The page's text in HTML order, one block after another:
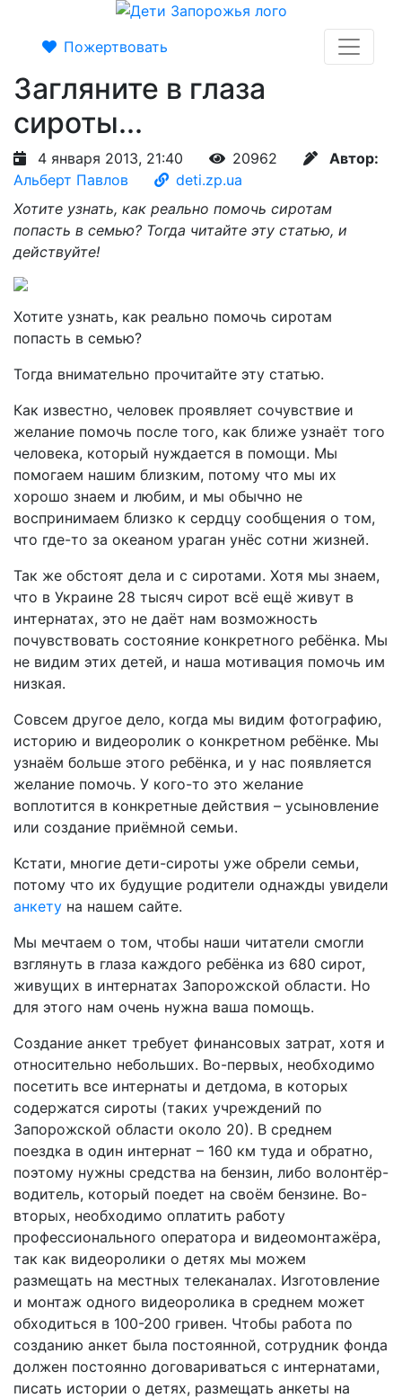
Пожертвовать
Загляните в глаза
сироты...
4 января 2013, 21:40 20962
Автор:
Альберт Павлов
deti.zp.ua
Хотите узнать, как реально помочь сиротам
попасть в семью? Тогда читайте эту статью, и
действуйте!
Хотите узнать, как реально помочь сиротам
попасть в семью?
Тогда внимательно прочитайте эту статью.
Как известно, человек проявляет сочувствие и
желание помочь после того, как ближе узнаёт того
человека, который нуждается в помощи. Мы
помогаем нашим близким, потому что мы их
хорошо знаем и любим, и мы обычно не
воспринимаем близко к сердцу сообщения о том,
что где-то за океаном ураган унёс сотни жизней.
Так же обстоят дела и с сиротами. Хотя мы знаем,
что в Украине 28 тысяч сирот всё ещё живут в
интернатах, это не даёт нам возможность
почувствовать состояние конкретного ребёнка. Мы
не видим этих детей, и наша мотивация помочь им
низкая.
Совсем другое дело, когда мы видим фотографию,
историю и видеоролик о конкретном ребёнке. Мы
узнаём больше этого ребёнка, и у нас появляется
желание помочь. У кого-то это желание
воплотится в конкретные действия – усыновление
или создание приёмной семьи.
Кстати, многие дети-сироты уже обрели семьи,
потому что их будущие родители однажды увидели
анкету на нашем сайте.
Мы мечтаем о том, чтобы наши читатели смогли
взглянуть в глаза каждого ребёнка из 680 сирот,
живущих в интернатах Запорожской области. Но
для этого нам очень нужна ваша помощь.
Создание анкет требует финансовых затрат, хотя и
относительно небольших. Во-первых, необходимо
посетить все интернаты и детдома, в которых
содержатся сироты (таких учреждений по
Запорожской области около 20). В среднем
поездка в один интернат – 160 км туда и обратно,
поэтому нужны средства на бензин, либо волонтёр-
водитель, который поедет на своём бензине. Во-
вторых, необходимо оплатить работу
профессионального оператора и видеомонтажёра,
так как видеоролики о детях мы можем
размещать на местных телеканалах. Изготовление
и монтаж одного видеоролика в среднем может
обходиться в 100-200 гривен. Чтобы работа по
созданию анкет была постоянной, сотрудник фонда
должен постоянно договариваться с интернатами,
писать истории о детях, размещать анкеты на